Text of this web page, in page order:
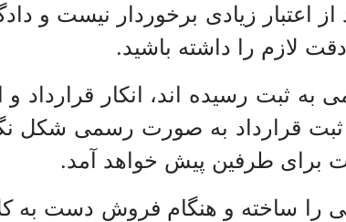
از اعتبار زیادی برخوردار نیست و
لازم را داشته باشید.
ثبت رسیده اند، انکار قرارداد و
قرارداد به صورت رسمی شکل
برای طرفین پیش خواهد آمد.
را ساخته و هنگام فروش دست به